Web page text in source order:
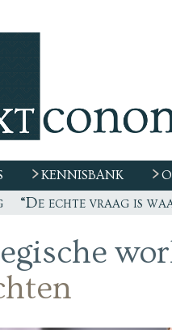
KENNISBANK
“De echte vraag is